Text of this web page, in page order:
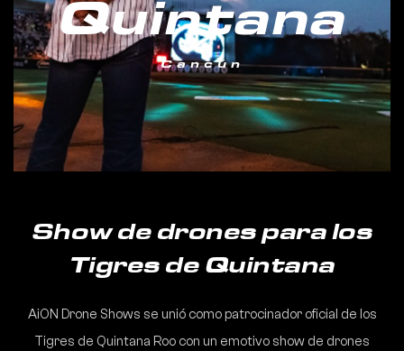
Quintana
Cancún
Show de drones para los
Tigres de Quintana
AiON Drone Shows se unió como patrocinador oficial de los
Tigres de Quintana Roo con un emotivo show de drones